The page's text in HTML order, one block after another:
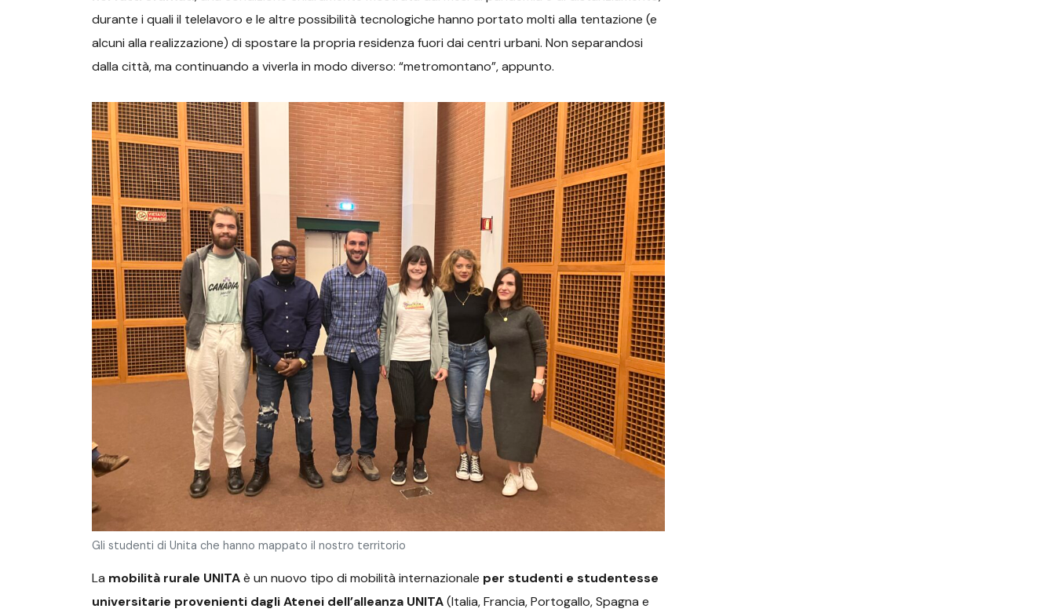
durante i quali il telelavoro e le altre possibilità tecnologiche hanno portato molti alla tentazione (e
alcuni alla realizzazione) di spostare la propria residenza fuori dai centri urbani. Non separandosi
dalla città, ma continuando a viverla in modo diverso: “metromontano”, appunto.
Gli studenti di Unita che hanno mappato il nostro territorio
La mobilità rurale UNITAè un nuovo tipo di mobilità internazionale per studenti e studentesse
universitarie provenienti dagli Atenei dell’alleanza UNITA(Italia, Francia, Portogallo, Spagna e